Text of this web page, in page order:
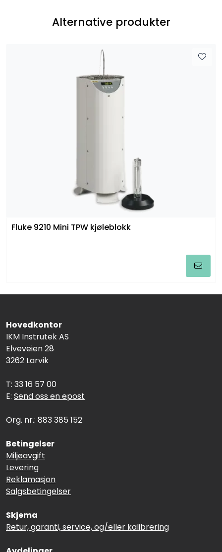
Alternative produkter
Fluke 9210 Mini TPW kjøleblokk
Hovedkontor
IKM Instrutek AS
Elveveien 28
3262 Larvik
T: 33 16 57 00
E: Send oss en epost
Org. nr.: 883 385 152
Betingelser
Miljøavgift
Levering
Reklamasjon
Salgsbetingelser
Skjema
Retur, garanti, service, og/eller kalibrering